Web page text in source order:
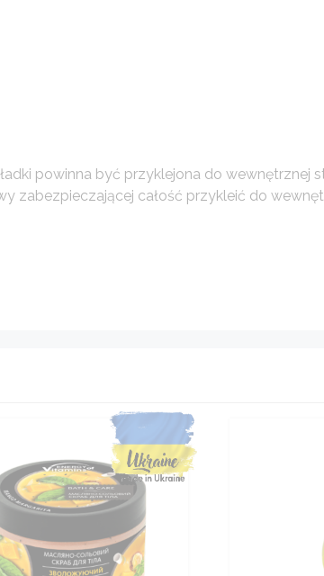
powinna być przyklejona do
zabezpieczającej całość przykleić do